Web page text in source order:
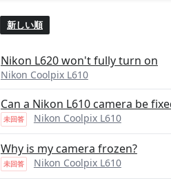
新しい順
Nikon L620 won't fully turn on
Nikon Coolpix L610
Can a Nikon L610 camera be
未回答 Nikon Coolpix L610
Why is my camera frozen?
未回答 Nikon Coolpix L610